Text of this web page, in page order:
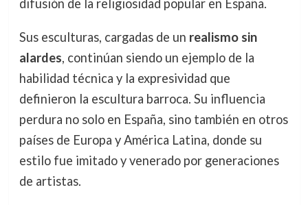
difusión de la religiosidad popular en España.
Sus esculturas, cargadas de un realismo sin
alardes, continúan siendo un ejemplo de la
habilidad técnica y la expresividad que
definieron la escultura barroca. Su influencia
perdura no solo en España, sino también en otros
países de Europa y América Latina, donde su
estilo fue imitado y venerado por generaciones
de artistas.